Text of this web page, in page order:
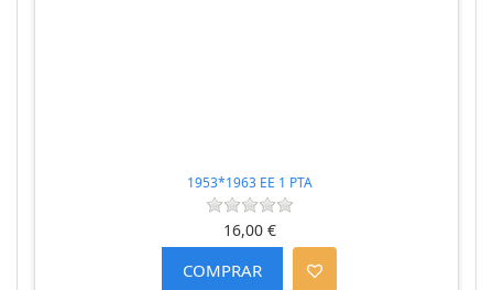
1953*1963 EE 1 PTA
16,00 €